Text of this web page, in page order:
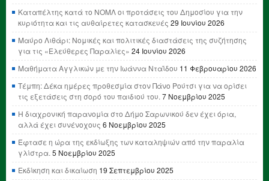
Καταπέλτης κατά το ΝΟΜΛ οι προτάσεις του Δημοσίου για την
κυριότητα και τις αυθαίρετες κατασκευές 29 Ιουνίου 2026
Μαύρο Λιθάρι: Νομικές και πολιτικές διαστάσεις της συζήτησης
για τις «Ελεύθερες Παραλίες» 24 Ιουνίου 2026
Μαθήματα Αγγλικών με την Ιωάννα Νταΐδου 11 Φεβρουαρίου 2026
Τέμπη: Δέκα ημέρες προθεσμία στον Πάνο Ρούτσι για να ορίσει
τις εξετάσεις στη σορό του παιδιού του. 7 Νοεμβρίου 2025
Η διαχρονική παρανομία στο Δήμο Σαρωνικού δεν έχει όρια,
αλλά έχει συνένοχους 6 Νοεμβρίου 2025
Έφτασε η ώρα της εκδίωξης των καταληψιών από την παραλία
γλίστρα. 5 Νοεμβρίου 2025
Εκδίκηση και δικαίωση 19 Σεπτεμβρίου 2025